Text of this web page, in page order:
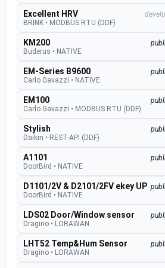
Excellent HRV
BRINK • MODBUS RTU (DDF)
KM200
Buderus • NATIVE
EM-Series B9600
Carlo Gavazzi • NATIVE
EM100
Carlo Gavazzi • MODBUS RTU (DDF)
Stylish
Daikin • REST-API (DDF)
A1101
DoorBird • NATIVE
D1101/2V & D2101/2FV ekey UP
DoorBird • NATIVE
LDS02 Door/Window sensor
Dragino • LORAWAN
LHT52 Temp&Hum Sensor
Dragino • LORAWAN